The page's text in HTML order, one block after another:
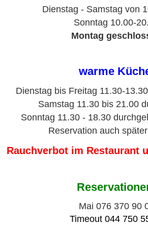
Dienstag - Samstag von
Sonntag 10.00-
Montag
warme
Dienstag bis Freitag 11.30-
Samstag 11.30 bis 21.00
Sonntag 11.30 - 18.30
Reservation auch
Rauchverbot im Restaurant
Mai 076 370 90
Timeout 044 750